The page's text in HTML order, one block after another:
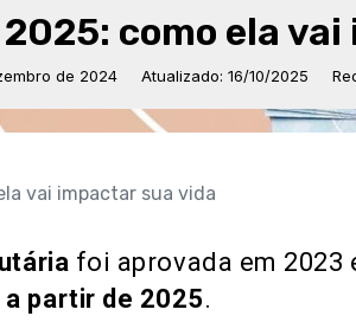
como ela
de 2024 Atualizado: 16/10/2025
vai impactar sua vida
foi aprovada em 2023
partir de 2025.